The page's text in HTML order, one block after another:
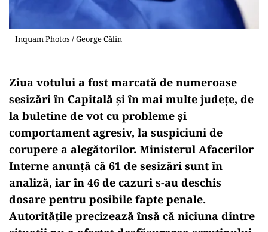
Inquam Photos / George Călin
Ziua votului a fost marcată de numeroase
sesizări în Capitală și în mai multe județe, de
la buletine de vot cu probleme și
comportament agresiv, la suspiciuni de
corupere a alegătorilor. Ministerul Afacerilor
Interne anunță că 61 de sesizări sunt în
analiză, iar în 46 de cazuri s-au deschis
dosare pentru posibile fapte penale.
Autoritățile precizează însă că niciuna dintre